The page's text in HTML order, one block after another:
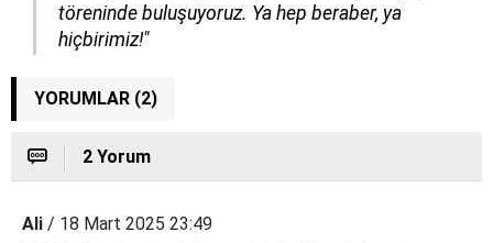
töreninde buluşuyoruz. Ya hep beraber, ya
hiçbirimiz!"
YORUMLAR (2)
2 Yorum
Ali / 18 Mart 2025 23:49